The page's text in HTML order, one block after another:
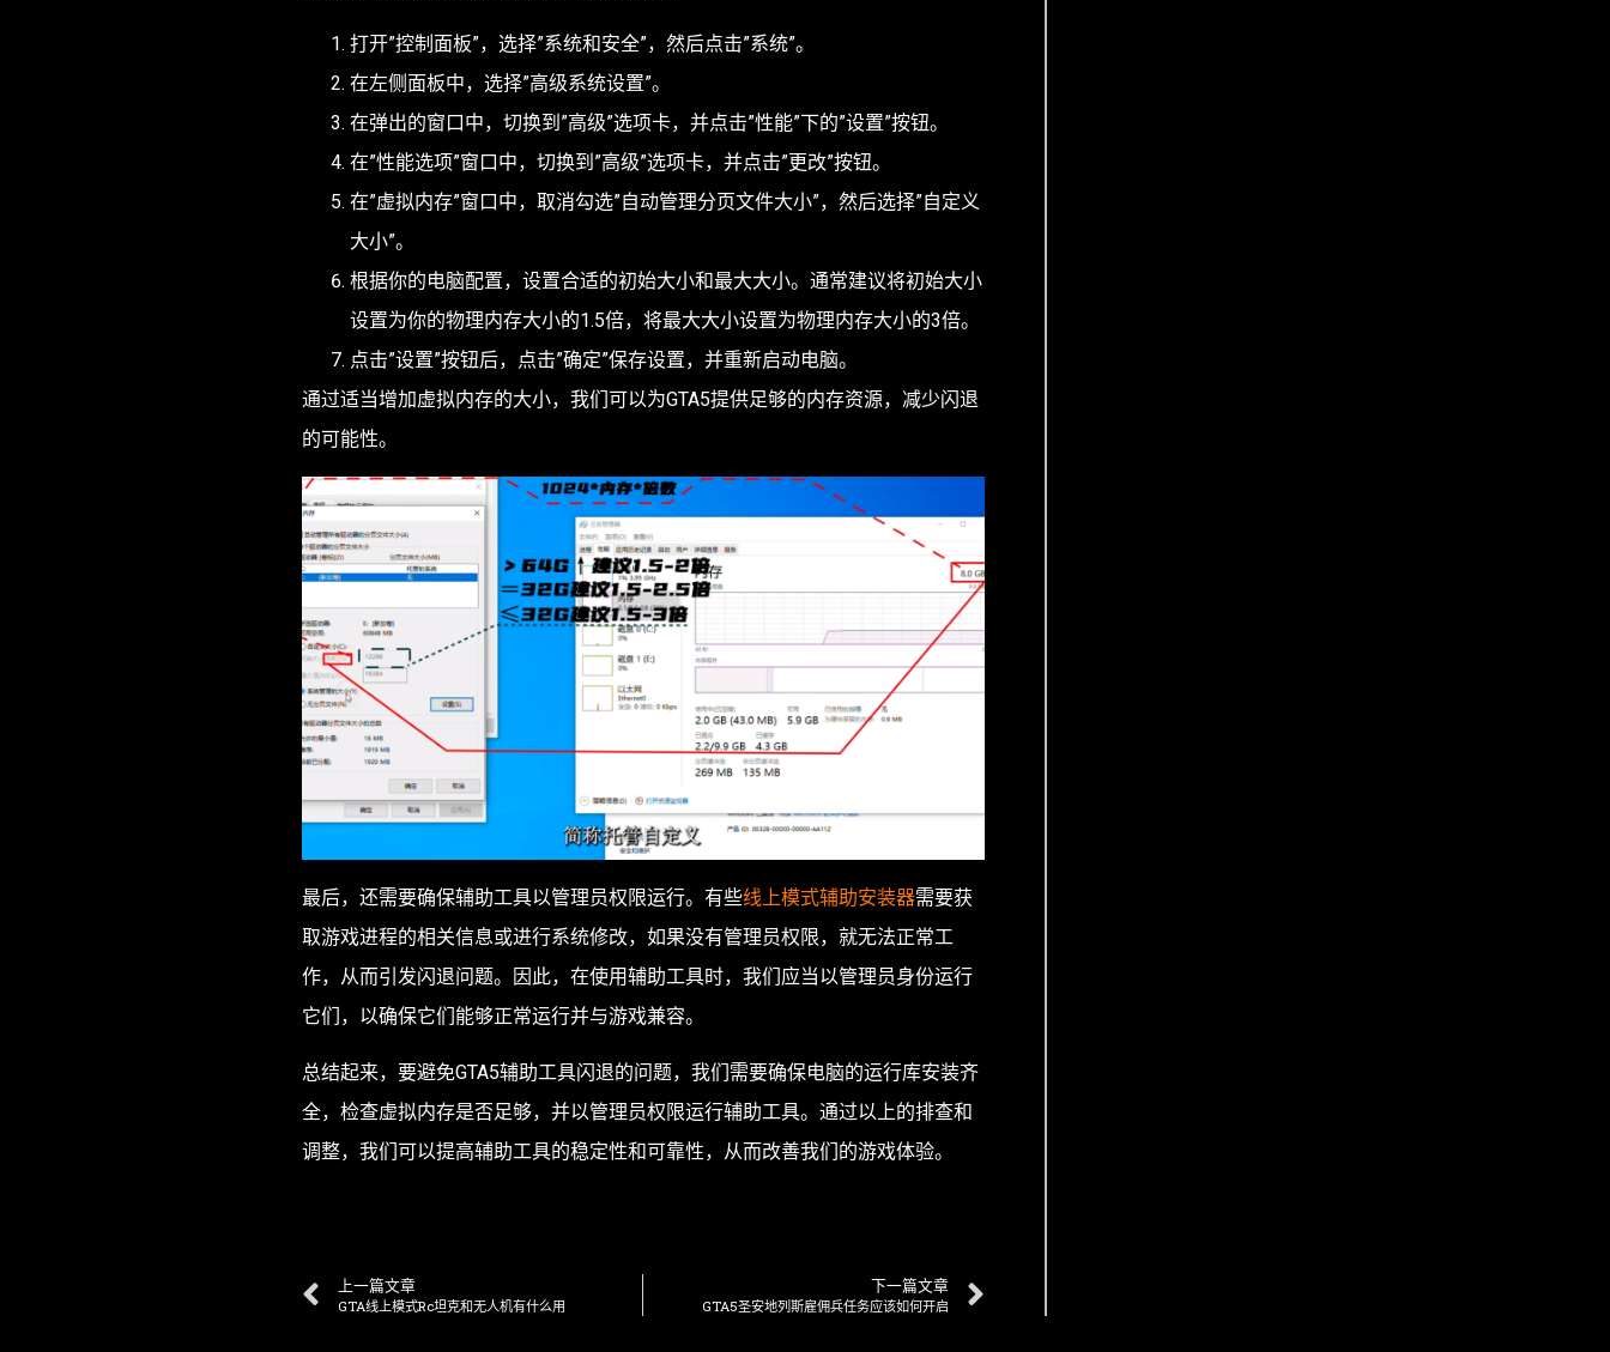
打开”控制面板”，选择”系统和安全”，然后点击”系统”。
在左侧面板中，选择”高级系统设置”。
在弹出的窗口中，切换到”高级”选项卡，并点击”性能”下的”设置”按钮。
在”性能选项”窗口中，切换到”高级”选项卡，并点击”更改”按钮。
在”虚拟内存”窗口中，取消勾选”自动管理分页文件大小”，然后选择”自定义
大小”。
根据你的电脑配置，设置合适的初始大小和最大大小。通常建议将初始大小
设置为你的物理内存大小的1.5倍，将最大大小设置为物理内存大小的3倍。
点击”设置”按钮后，点击”确定”保存设置，并重新启动电脑。
通过适当增加虚拟内存的大小，我们可以为GTA5提供足够的内存资源，减少闪退
的可能性。
最后，还需要确保辅助工具以管理员权限运行。有些线上模式辅助安装器需要获
取游戏进程的相关信息或进行系统修改，如果没有管理员权限，就无法正常工
作，从而引发闪退问题。因此，在使用辅助工具时，我们应当以管理员身份运行
它们，以确保它们能够正常运行并与游戏兼容。
总结起来，要避免GTA5辅助工具闪退的问题，我们需要确保电脑的运行库安装齐
全，检查虚拟内存是否足够，并以管理员权限运行辅助工具。通过以上的排查和
调整，我们可以提高辅助工具的稳定性和可靠性，从而改善我们的游戏体验。
上一篇文章
GTA线上模式Rc坦克和无人机有什么用
下一篇文章
GTA5圣安地列斯雇佣兵任务应该如何开启